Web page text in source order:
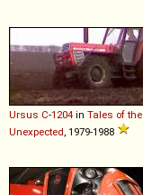
Ursus C-1204 in Tales of the
Unexpected , 1979-1988